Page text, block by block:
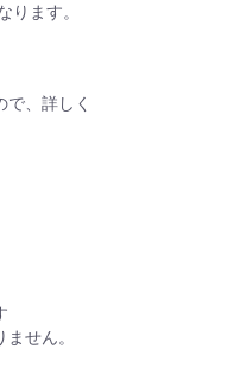
ります。
、詳しく
せん。